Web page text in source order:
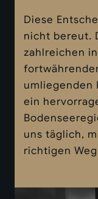
Diese
nicht bereut.
zahlreichen
umliegenden
ein
uns täglich,
richtigen